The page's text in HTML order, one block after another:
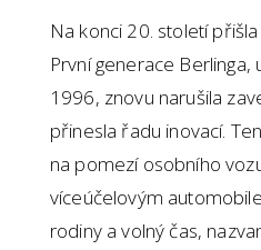
Na konci 20. století
První generace
1996, znovu narušila
přinesla řadu inovací.
na pomezí osobního
víceúčelovým
rodiny a volný čas,